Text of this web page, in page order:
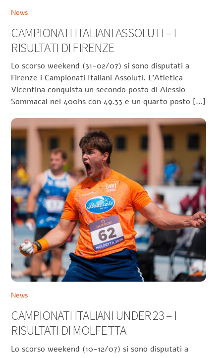
News
CAMPIONATI ITALIANI ASSOLUTI – I
RISULTATI DI FIRENZE
Lo scorso weekend (31-02/07) si sono disputati a
Firenze i Campionati Italiani Assoluti. L’Atletica
Vicentina conquista un secondo posto di Alessio
Sommacal nei 400hs con 49.33 e un quarto posto […]
News
CAMPIONATI ITALIANI UNDER 23 – I
RISULTATI DI MOLFETTA
Lo scorso weekend (10-12/07) si sono disputati a